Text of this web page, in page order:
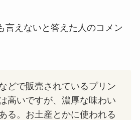
言えないと答えた人のコメン
どで販売されているプリン
高いですが、濃厚な味わい
る。お土産とかに使われる